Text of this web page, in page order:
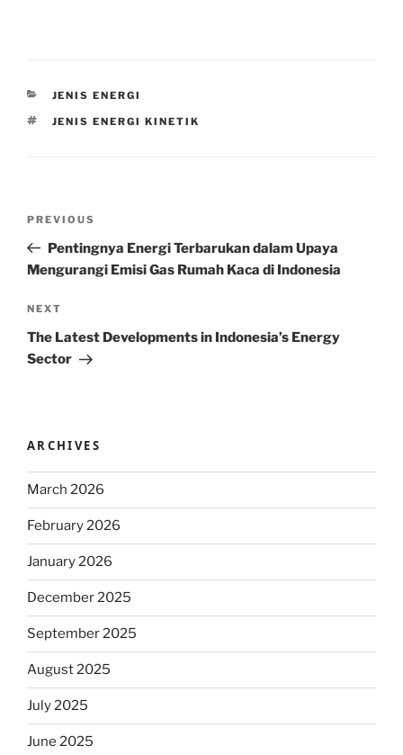
CATEGORIES
JENIS ENERGI
TAGS
JENIS ENERGI KINETIK
Previous
Post
PREVIOUS
Pentingnya Energi Terbarukan dalam Upaya
Mengurangi Emisi Gas Rumah Kaca di Indonesia
Next
Post
NEXT
The Latest Developments in Indonesia’s Energy
Sector
ARCHIVES
March 2026
February 2026
January 2026
December 2025
September 2025
August 2025
July 2025
June 2025